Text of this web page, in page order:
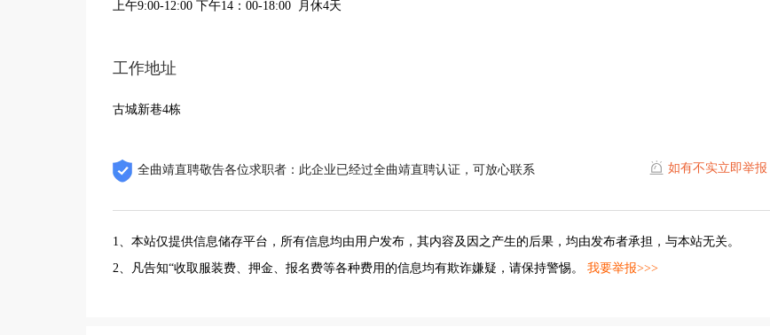
上午9:00-12:00 下午14：00-18:00 月休4天
工作地址
古城新巷4栋
全曲靖直聘敬告各位求职者：此企业已经过全曲靖直聘认证，可放心联系 如有不实立即举报
1、本站仅提供信息储存平台，所有信息均由用户发布，其内容及因之产生的后果，均由发布者承担，与本站无关。
2、凡告知“收取服装费、押金、报名费等各种费用的信息均有欺诈嫌疑，请保持警惕。 我要举报>>>